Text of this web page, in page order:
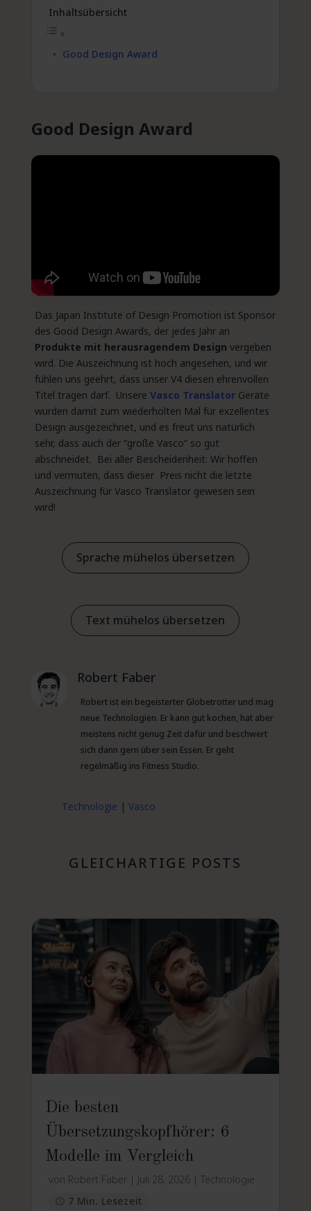
Inhaltsübersicht
Good Design Award
Good Design Award
Das Japan Institute of Design Promotion ist Sponsor
des Good Design Awards, der jedes Jahr an
Produkte mit herausragendem Design vergeben
wird. Die Auszeichnung ist hoch angesehen, und wir
fühlen uns geehrt, dass unser V4 diesen ehrenvollen
Titel tragen darf. Unsere Vasco TranslatorGeräte
wurden damit zum wiederholten Mal für exzellentes
Design ausgezeichnet, und es freut uns natürlich
sehr, dass auch der “große Vasco” so gut
abschneidet. Bei aller Bescheidenheit: Wir hoffen
und vermuten, dass dieser Preis nicht die letzte
Auszeichnung für Vasco Translator gewesen sein
wird!
Sprache mühelos übersetzen
Text mühelos übersetzen
Robert Faber
Robert ist ein begeisterter Globetrotter und mag
neue Technologien. Er kann gut kochen, hat aber
meistens nicht genug Zeit dafür und beschwert
sich dann gern über sein Essen. Er geht
regelmäßig ins Fitness Studio.
Technologie | Vasco
GLEICHARTIGE POSTS
Die besten
Übersetzungskopfhörer: 6
Modelle im Vergleich
von Robert Faber| Juli 28, 2026| Technologie
7 Min. Lesezeit